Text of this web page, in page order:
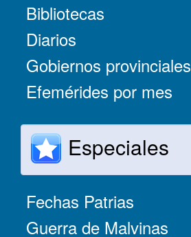
Bibliotecas
Diarios
Gobiernos provinciales
Efemérides por mes
Especiales
Fechas Patrias
Guerra de Malvinas